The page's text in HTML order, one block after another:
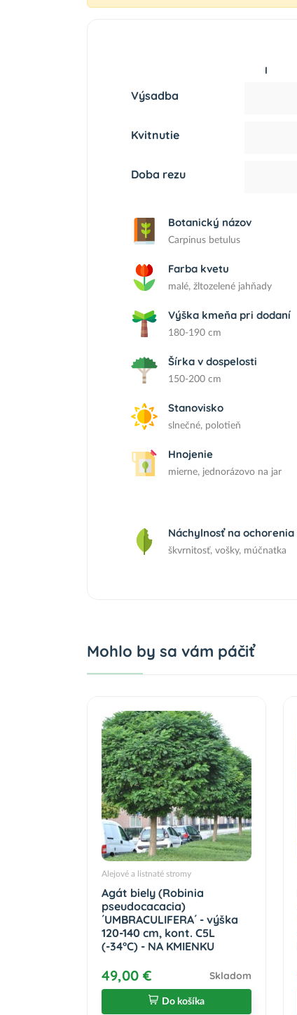
I
Výsadba
Kvitnutie
Doba rezu
Botanický názov
Carpinus betulus
Farba kvetu
malé, žltozelené jahňady
Výška kmeňa pri dodaní
180-190 cm
Šírka v dospelosti
150-200 cm
Stanovisko
slnečné, polotieň
Hnojenie
mierne, jednorázovo na jar
Náchylnosť na ochorenia
škvrnitosť, vošky, múčnatka
Mohlo by sa vám páčiť
Alejové a listnaté stromy
Agát biely (Robinia
pseudocacacia)
´UMBRACULIFERA´ - výška
120-140 cm, kont. C5L
(-34°C) - NA KMIENKU
49,00 € Skladom
Do košíka